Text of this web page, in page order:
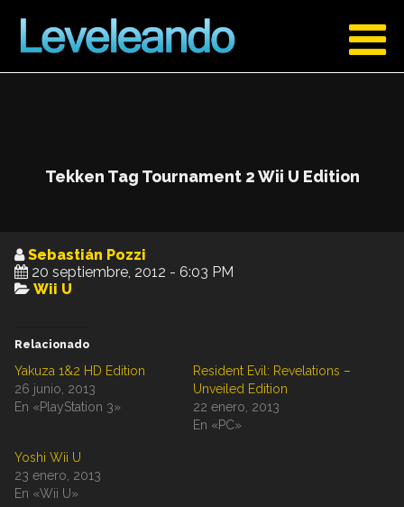
Tekken Tag Tournament 2 Wii U Edition
Sebastián Pozzi
20 septiembre, 2012 - 6:03 PM
Wii U
Relacionado
Yakuza 1&2 HD Edition
26 junio, 2013
En «PlayStation 3»
Resident Evil: Revelations –
Unveiled Edition
22 enero, 2013
En «PC»
Yoshi Wii U
23 enero, 2013
En «Wii U»